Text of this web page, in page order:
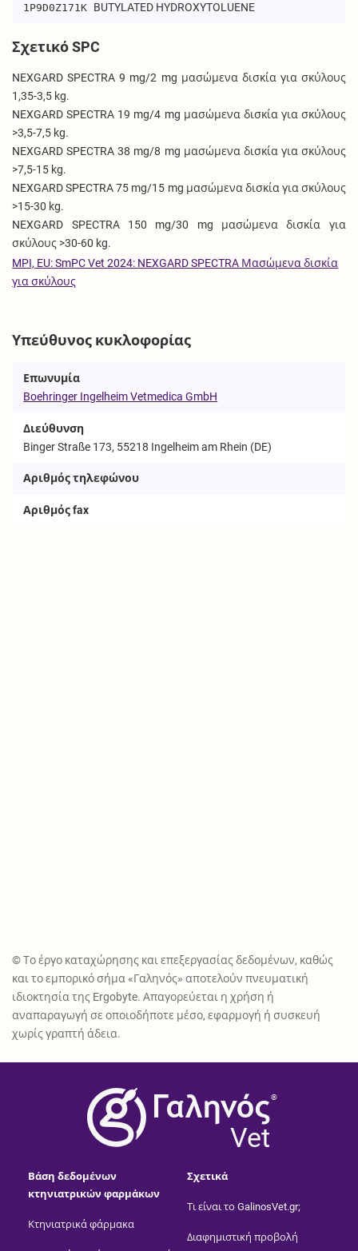
1P9D0Z171K BUTYLATED HYDROXYTOLUENE
Σχετικό SPC
NEXGARD SPECTRA 9 mg/2 mg μασώμενα δισκία για σκύλους
1,35-3,5 kg.
NEXGARD SPECTRA 19 mg/4 mg μασώμενα δισκία για σκύλους
>3,5-7,5 kg.
NEXGARD SPECTRA 38 mg/8 mg μασώμενα δισκία για σκύλους
>7,5-15 kg.
NEXGARD SPECTRA 75 mg/15 mg μασώμενα δισκία για σκύλους
>15-30 kg.
NEXGARD SPECTRA 150 mg/30 mg μασώμενα δισκία για
σκύλους >30-60 kg.
MPI, EU: SmPC Vet 2024: NEXGARD SPECTRA Μασώμενα δισκία
για σκύλους
Υπεύθυνος κυκλοφορίας
Επωνυμία
Boehringer Ingelheim Vetmedica GmbH
Διεύθυνση
Binger Straße 173, 55218 Ingelheim am Rhein (DE)
Αριθμός τηλεφώνου
Αριθμός fax
© Το έργο καταχώρησης και επεξεργασίας δεδομένων, καθώς
και το εμπορικό σήμα «Γαληνός» αποτελούν πνευματική
ιδιοκτησία της Ergobyte. Απαγορεύεται η χρήση ή
αναπαραγωγή σε οποιοδήποτε μέσο, εφαρμογή ή συσκευή
χωρίς γραπτή άδεια.
®
Vet
Βάση δεδομένων
κτηνιατρικών φαρμάκων
Κτηνιατρικά φάρμακα
Σχετικά
Τι είναι το GalinosVet.gr;
Διαφημιστική προβολή